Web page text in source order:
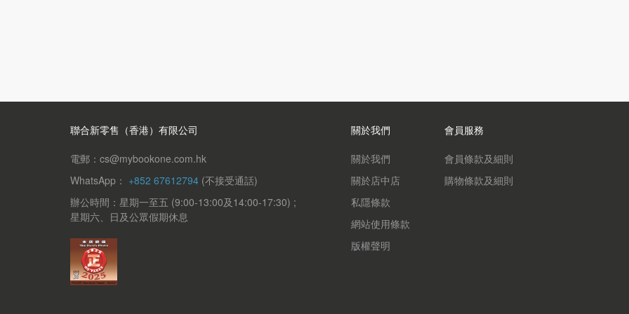
聯合新零售（香港）有限公司
電郵：cs@mybookone.com.hk
WhatsApp： +852 67612794 (不接受通話)
辦公時間：星期一至五 (9:00-13:00及14:00-17:30) ;
星期六、日及公眾假期休息
關於我們
關於我們
關於店中店
私隱條款
網站使用條款
版權聲明
會員服務
會員條款及細則
購物條款及細則